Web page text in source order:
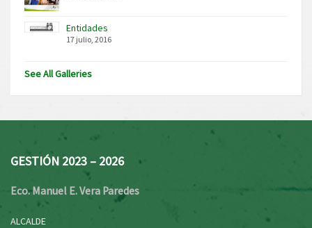
Entidades
17 julio, 2016
See All Galleries
GESTIÓN 2023 – 2026
Eco. Manuel E. Vera Paredes
ALCALDE